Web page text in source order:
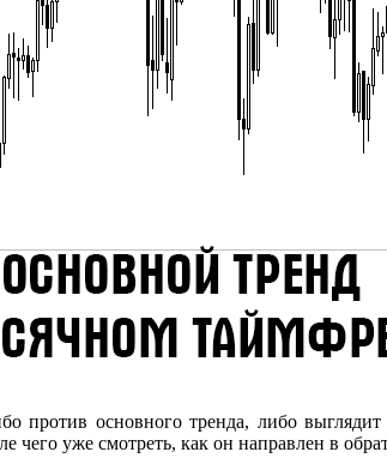
против основного тренда, либо
уже смотреть, как он направлен в